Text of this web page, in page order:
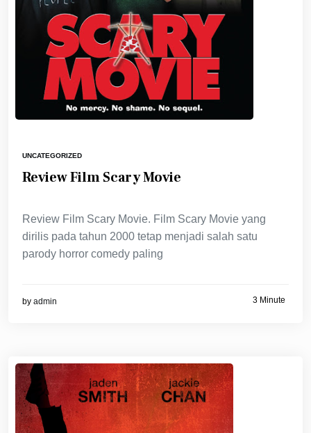
UNCATEGORIZED
Review Film Scary Movie
Review Film Scary Movie. Film Scary Movie yang
dirilis pada tahun 2000 tetap menjadi salah satu
parody horror comedy paling
by admin 3 Minute